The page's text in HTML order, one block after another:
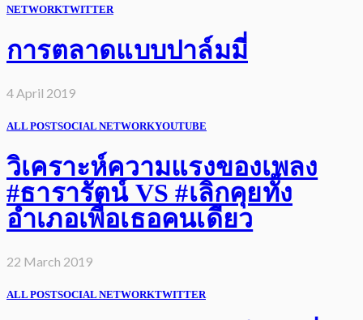
NETWORKTWITTER
การตลาดแบบปาล์มมี่
4 April 2019
ALL POSTSOCIAL NETWORKYOUTUBE
วิเคราะห์ความแรงของเพลง
#ธารารัตน์ VS #เลิกคุยทั้ง
อำเภอเพื่อเธอคนเดียว
22 March 2019
ALL POSTSOCIAL NETWORKTWITTER